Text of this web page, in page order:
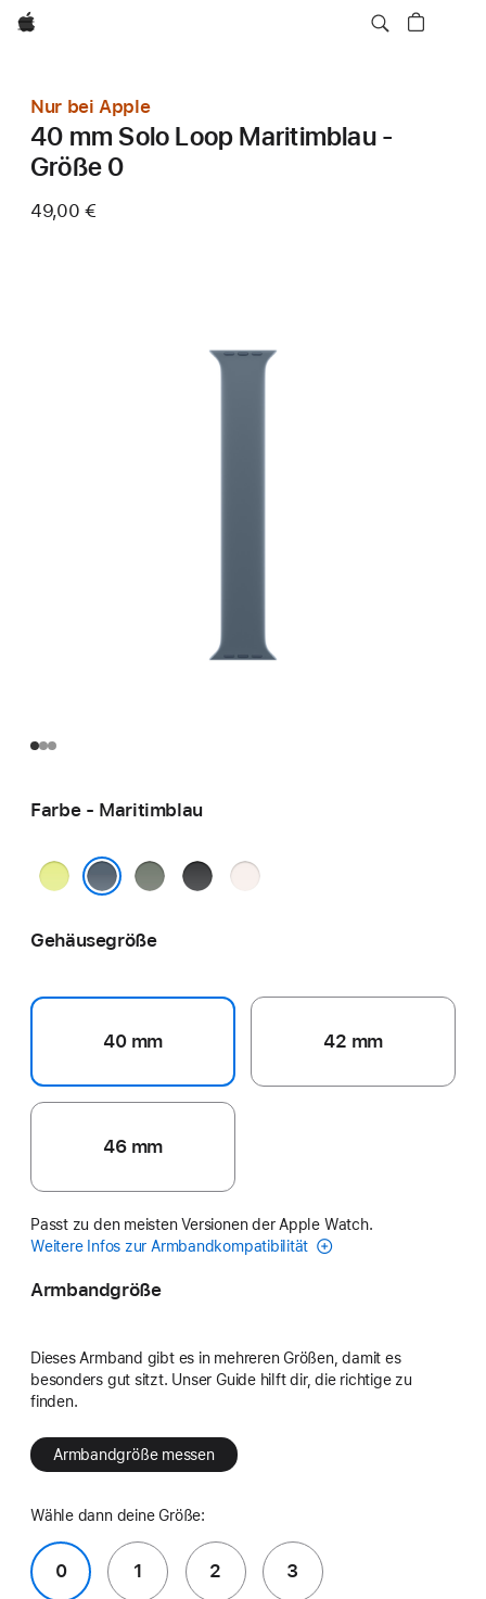
Apple
Nur bei Apple
40 mm Solo Loop Maritimblau -
Größe 0
49,00 €
Farbe - Maritimblau
Neongelb GrüngrauSchwarzBlassrosa
Gehäusegröße
40 mm 42 mm
46 mm
Passt zu den meisten Versionen der Apple Watch.
Weitere Infos zur Armbandkompatibilität
Armbandgröße
Dieses Armband gibt es in mehreren Größen, damit es
besonders gut sitzt. Unser Guide hilft dir, die richtige zu
finden.
Armbandgröße messen
Wähle dann deine Größe:
0 1 2 3